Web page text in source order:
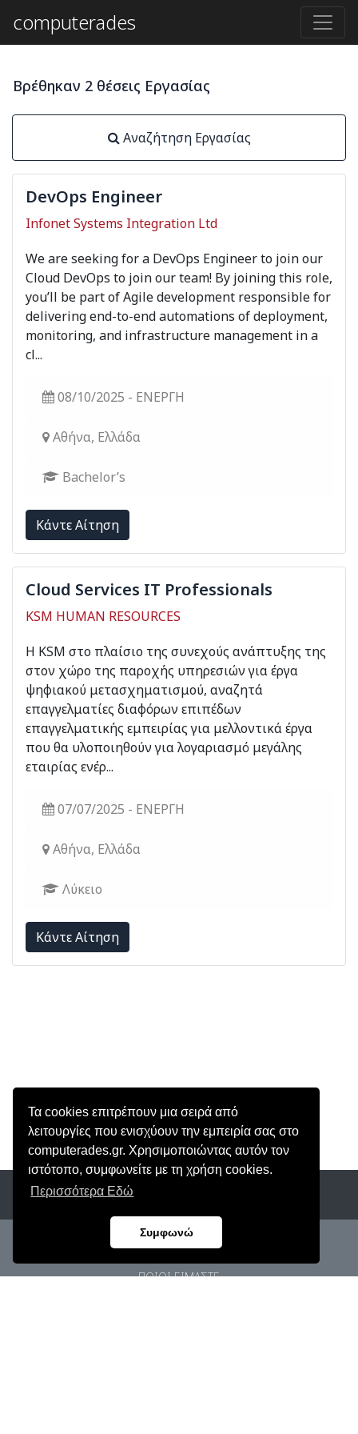
Τα cookies επιτρέπουν μια σειρά από
λειτουργίες που ενισχύουν την εμπειρία σας στο
computerades.gr. Χρησιμοποιώντας αυτόν τον
ιστότοπο, συμφωνείτε με τη χρήση cookies.
Περισσότερα Εδώ
Συμφωνώ
computerades
Βρέθηκαν 2 θέσεις Εργασίας
Αναζήτηση Εργασίας
DevOps Engineer
Infonet Systems Integration Ltd
We are seeking for a DevOps Engineer to join our
Cloud DevOps to join our team! By joining this role,
you’ll be part of Agile development responsible for
delivering end-to-end automations of deployment,
monitoring, and infrastructure management in a
cl...
08/10/2025 - ΕΝΕΡΓΗ
Αθήνα, Ελλάδα
Bachelor’s
Kάντε Αίτηση
Cloud Services ΙΤ Professionals
KSM HUMAN RESOURCES
Η KSM στο πλαίσιο της συνεχούς ανάπτυξης της
στον χώρο της παροχής υπηρεσιών για έργα
ψηφιακού μετασχηματισμού, αναζητά
επαγγελματίες διαφόρων επιπέδων
επαγγελματικής εμπειρίας για μελλοντικά έργα
που θα υλοποιηθούν για λογαριασμό μεγάλης
εταιρίας ενέρ...
07/07/2025 - ΕΝΕΡΓΗ
Αθήνα, Ελλάδα
Λύκειο
Kάντε Αίτηση
ΑρΓΕΜΗ: 62906803000
ΠΟΙΟΙ ΕΙΜΑΣΤΕ